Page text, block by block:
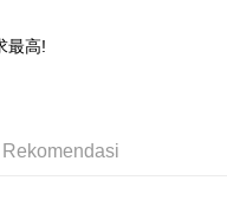
International
Bank
Commercial
Bank (Taiwan) Limited
Antarabangsa Taishin
最高!
Rekomendasi